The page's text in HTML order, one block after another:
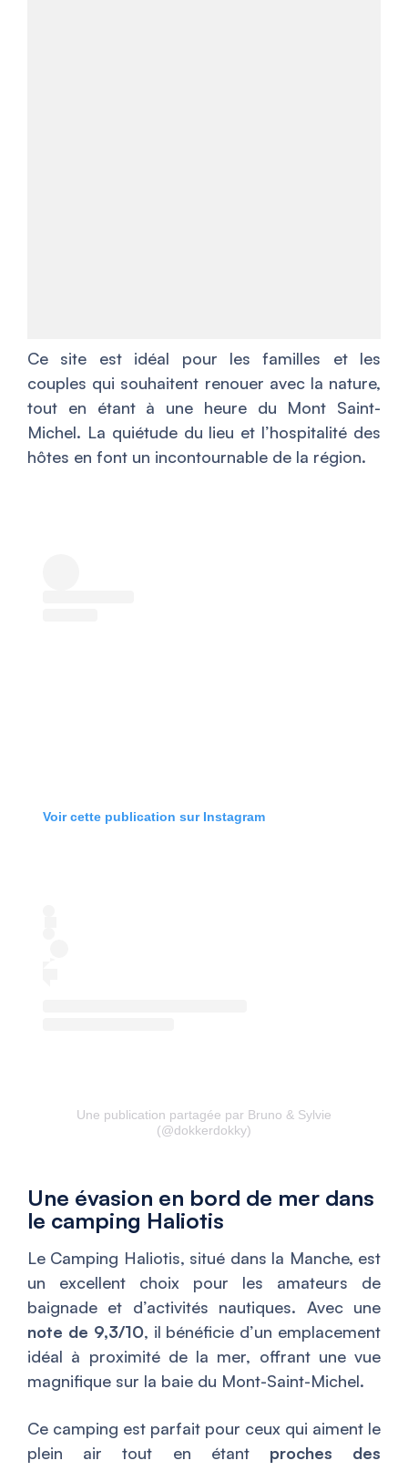
Ce site est idéal pour les familles et les
couples qui souhaitent renouer avec la nature,
tout en étant à une heure du Mont Saint-
Michel. La quiétude du lieu et l’hospitalité des
hôtes en font un incontournable de la région.
Voir cette publication sur Instagram
Une publication partagée par Bruno & Sylvie
(@dokkerdokky)
Une évasion en bord de mer dans
le camping Haliotis
Le Camping Haliotis, situé dans la Manche, est
un excellent choix pour les amateurs de
baignade et d’activités nautiques. Avec une
note de 9,3/10, il bénéficie d’un emplacement
idéal à proximité de la mer, offrant une vue
magnifique sur la baie du Mont-Saint-Michel.
Ce camping est parfait pour ceux qui aiment le
plein air tout en étant proches des